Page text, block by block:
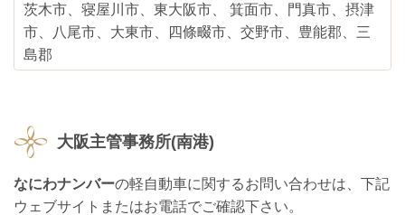
茨木市、寝屋川市、東大阪市、 箕面市、門真市、摂津
市、八尾市、大東市、四條畷市、交野市、豊能郡、三
島郡
大阪主管事務所(南港)
なにわナンバーの軽自動車に関するお問い合わせは、下記
ウェブサイトまたはお電話でご確認下さい。